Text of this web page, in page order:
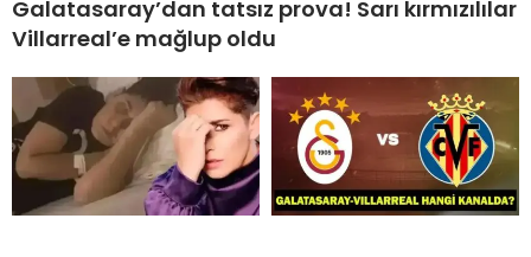
Galatasaray’dan tatsız prova! Sarı kırmızılılar
Villarreal’e mağlup oldu